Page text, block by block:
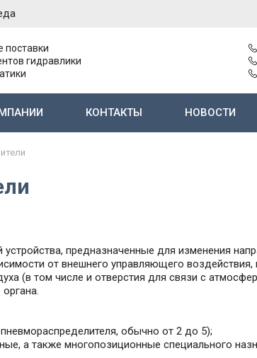
поставки
гидравлики
КОНТАКТЫ НОВОСТИ
предназначенные для изменения
от внешнего управляющего
(в том числе и отверстия для связи с
обычно от 2 до 5);
а также многопозиционные специального